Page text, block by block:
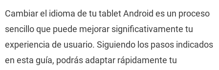
Cambiar el idioma de tu tablet Android es un proceso
sencillo que puede mejorar significativamente tu
experiencia de usuario. Siguiendo los pasos indicados
en esta guía, podrás adaptar rápidamente tu